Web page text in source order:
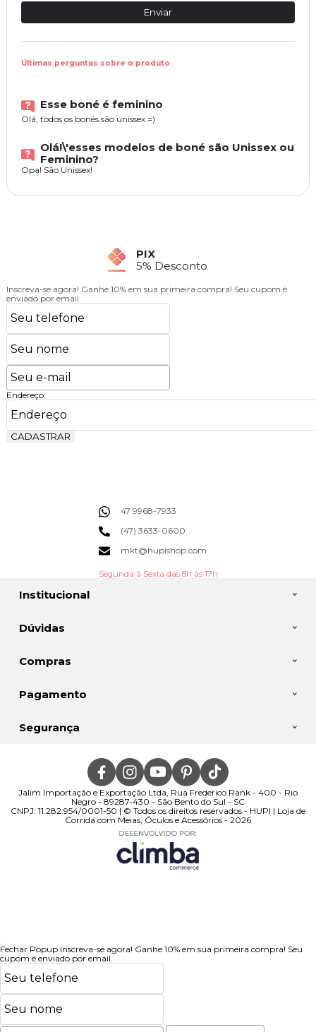
Enviar
Últimas perguntas sobre o produto
Esse boné é feminino
Olá, todos os bonés são unissex =)
Olá!\'esses modelos de boné são Unissex ou
Feminino?
Opa! São Unissex!
PIX
5% Desconto
Inscreva-se agora! Ganhe 10% em sua primeira compra! Seu cupom é
enviado por email.
Endereço:
CADASTRAR
Institucional
Dúvidas
Compras
47 9968-7933
(47) 3633-0600
mkt@hupishop.com
Segunda à Sexta das 8h às 17h
Pagamento
Segurança
Jalim Importação e Exportação Ltda, Rua Frederico Rank - 400 - Rio
Negro - 89287-430 - São Bento do Sul - SC
CNPJ: 11.282.954/0001-50 | © Todos os direitos reservados - HUPI | Loja de
Corrida com Meias, Óculos e Acessórios - 2026
Fechar Popup Inscreva-se agora! Ganhe 10% em sua primeira compra! Seu
cupom é enviado por email.